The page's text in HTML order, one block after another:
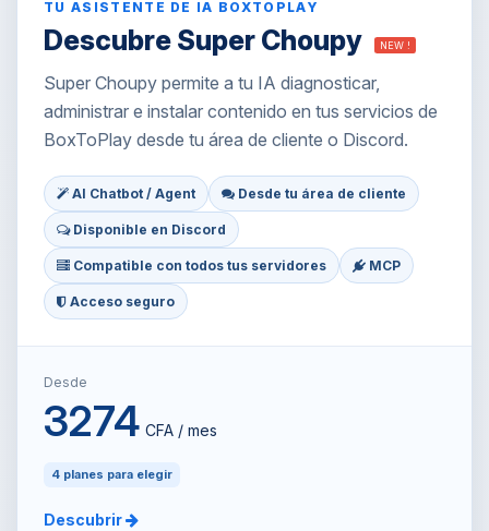
TU ASISTENTE DE IA BOXTOPLAY
Descubre Super Choupy NEW !
Super Choupy permite a tu IA diagnosticar,
administrar e instalar contenido en tus servicios de
BoxToPlay desde tu área de cliente o Discord.
AI Chatbot / Agent Desde tu área de cliente
Disponible en Discord
Compatible con todos tus servidores MCP
Acceso seguro
Desde
3274 CFA / mes
4 planes para elegir
Descubrir